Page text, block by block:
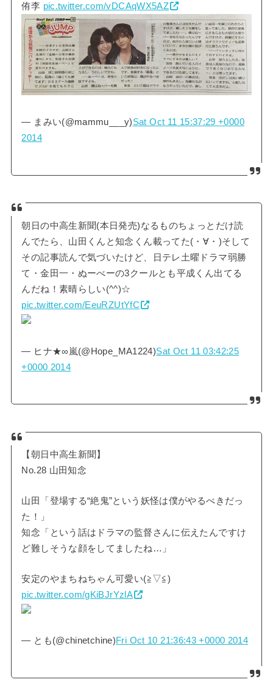
侑李 pic.twitter.com/vDCAqWX5AZ
— まみい(@mammu___y)Sat Oct 11 15:37:29 +0000
2014
朝日の中高生新聞(本日発売)なるものちょっとだけ読
んでたら、山田くんと知念くん載ってた(・∀・)そして
その記事読んで気づいたけど、日テレ土曜ドラマ弱勝
て・金田一・ぬーべーの3クールとも平成くん出てる
んだね！素晴らしい(^^)☆
pic.twitter.com/EeuRZUtYfC
— ヒナ★∞嵐(@Hope_MA1224)Sat Oct 11 03:42:25
+0000 2014
【朝日中高生新聞】
No.28 山田知念
山田「登場する“絶鬼”という妖怪は僕がやるべきだっ
た！」
知念「という話はドラマの監督さんに伝えたんですけ
ど難しそうな顔をしてましたね…」
安定のやまちねちゃん可愛い(≧▽≦)
pic.twitter.com/gKiBJrYzlA
— とも(@chinetchine)Fri Oct 10 21:36:43 +0000 2014